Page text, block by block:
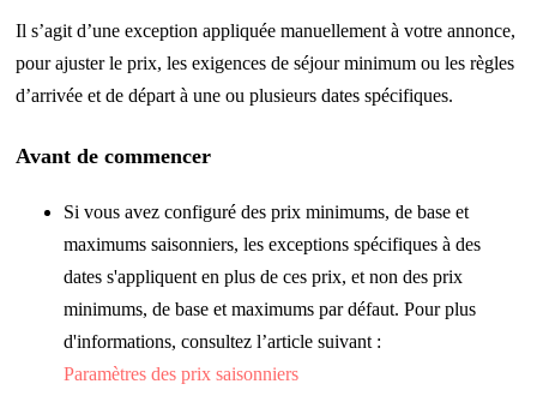
Il s’agit d’une exception appliquée manuellement à votre annonce,
pour ajuster le prix, les exigences de séjour minimum ou les règles
d’arrivée et de départ à une ou plusieurs dates spécifiques.
Avant de commencer
Si vous avez configuré des prix minimums, de base et
maximums saisonniers, les exceptions spécifiques à des
dates s'appliquent en plus de ces prix, et non des prix
minimums, de base et maximums par défaut. Pour plus
d'informations, consultez l’article suivant :
Paramètres des prix saisonniers